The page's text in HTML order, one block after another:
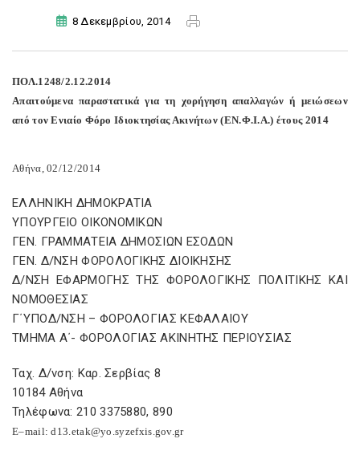
8 Δεκεμβρίου, 2014
ΠΟΛ.1248/2.12.2014
Απαιτούμενα παραστατικά για τη χορήγηση απαλλαγών ή μειώσεων
από τον Ενιαίο Φόρο Ιδιοκτησίας Ακινήτων (ΕΝ.Φ.Ι.Α.) έτους 2014
Αθήνα, 02/12/2014
ΕΛΛΗΝΙΚΗ ΔΗΜΟΚΡΑΤΙΑ
ΥΠΟΥΡΓΕΙΟ ΟΙΚΟΝΟΜΙΚΩΝ
ΓΕΝ. ΓΡΑΜΜΑΤΕΙΑ ΔΗΜΟΣΙΩΝ ΕΣΟΔΩΝ
ΓΕΝ. Δ/ΝΣΗ ΦΟΡΟΛΟΓΙΚΗΣ ΔΙΟΙΚΗΣΗΣ
Δ/ΝΣΗ ΕΦΑΡΜΟΓΗΣ ΤΗΣ ΦΟΡΟΛΟΓΙΚΗΣ ΠΟΛΙΤΙΚΗΣ ΚΑΙ
ΝΟΜΟΘΕΣΙΑΣ
Γ΄ΥΠΟΔ/ΝΣΗ – ΦΟΡΟΛΟΓΙΑΣ ΚΕΦΑΛΑΙΟΥ
ΤΜΗΜΑ Α΄- ΦΟΡΟΛΟΓΙΑΣ ΑΚΙΝΗΤΗΣ ΠΕΡΙΟΥΣΙΑΣ
Ταχ. Δ/νση: Καρ. Σερβίας 8
10184 Αθήνα
Τηλέφωνα: 210 3375880, 890
E–mail:d13.etak@yo .syzefxis.gov.gr